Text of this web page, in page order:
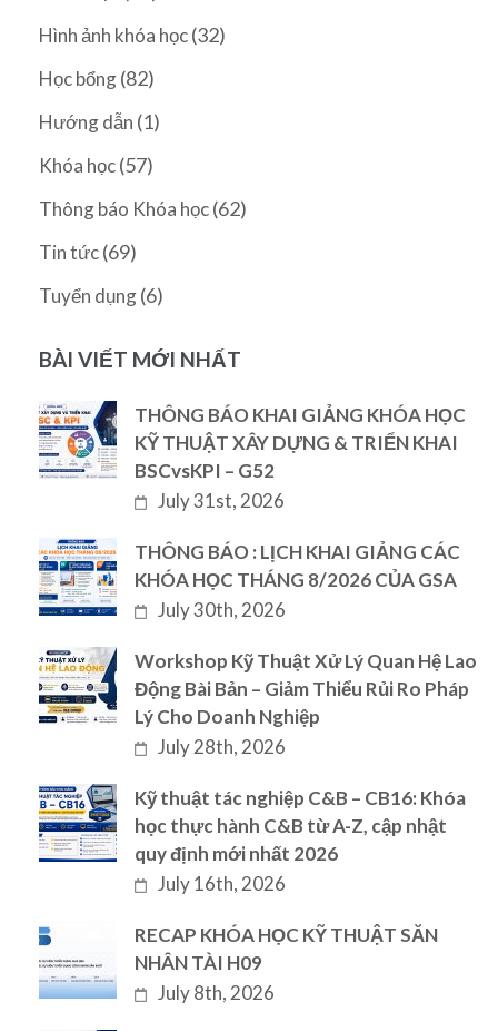
Hình ảnh khóa học(32)
Học bổng(82)
Hướng dẫn (1)
Khóa học(57)
Thông báo Khóa học(62)
Tin tức(69)
Tuyển dụng(6)
BÀI VIẾT MỚI NHẤT
THÔNG BÁO KHAI GIẢNG KHÓA HỌC
KỸ THUẬT XÂY DỰNG & TRIỂN KHAI
BSCvsKPI – G52
July 31st, 2026
THÔNG BÁO : LỊCH KHAI GIẢNG CÁC
KHÓA HỌC THÁNG 8/2026 CỦA GSA
July 30th, 2026
Workshop Kỹ Thuật Xử Lý Quan Hệ Lao
Động Bài Bản – Giảm Thiểu Rủi Ro Pháp
Lý Cho Doanh Nghiệp
July 28th, 2026
Kỹ thuật tác nghiệp C&B – CB16: Khóa
học thực hành C&B từ A-Z, cập nhật
quy định mới nhất 2026
July 16th, 2026
RECAP KHÓA HỌC KỸ THUẬT SĂN
NHÂN TÀI H09
July 8th, 2026